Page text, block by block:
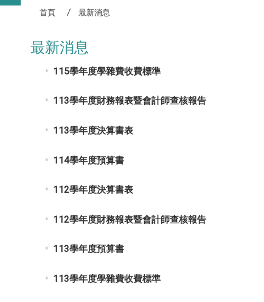
首頁 最新消息
最新消息
115學年度學雜費收費標準
113學年度財務報表暨會計師查核報告
113學年度決算書表
114學年度預算書
112學年度決算書表
112學年度財務報表暨會計師查核報告
113學年度預算書
113學年度學雜費收費標準